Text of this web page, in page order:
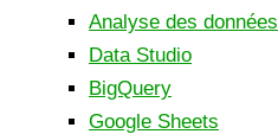
Analyse des données
Data Studio
BigQuery
Google Sheets